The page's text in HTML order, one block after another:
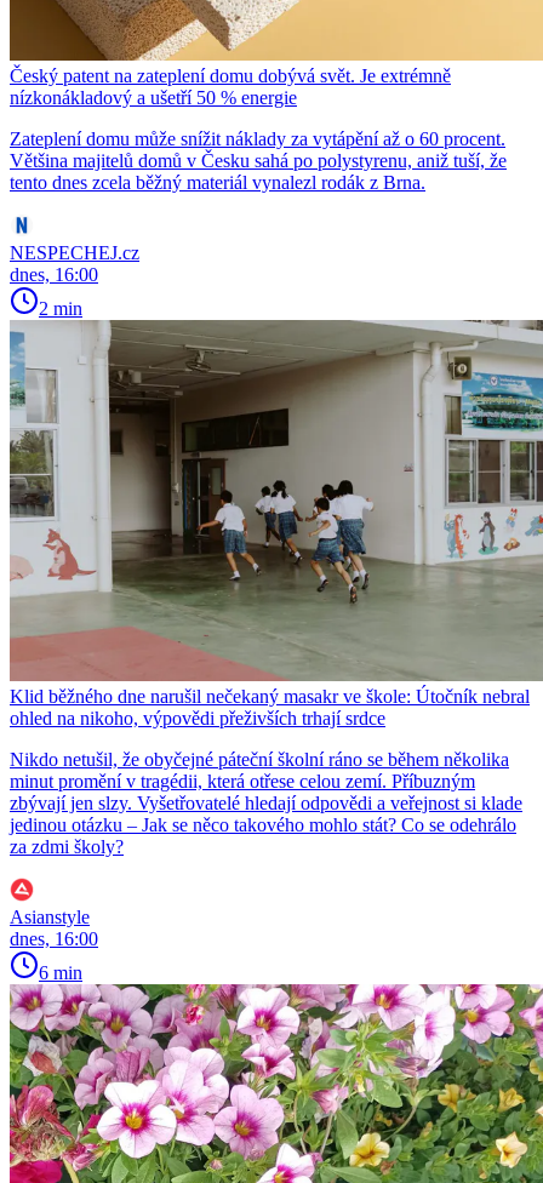
Český patent na zateplení domu dobývá svět. Je extrémně
nízkonákladový a ušetří 50 % energie
Zateplení domu může snížit náklady za vytápění až o 60 procent.
Většina majitelů domů v Česku sahá po polystyrenu, aniž tuší, že
tento dnes zcela běžný materiál vynalezl rodák z Brna.
NESPECHEJ.cz
dnes, 16:00
2 min
Klid běžného dne narušil nečekaný masakr ve škole: Útočník nebral
ohled na nikoho, výpovědi přeživších trhají srdce
Nikdo netušil, že obyčejné páteční školní ráno se během několika
minut promění v tragédii, která otřese celou zemí. Příbuzným
zbývají jen slzy. Vyšetřovatelé hledají odpovědi a veřejnost si klade
jedinou otázku – Jak se něco takového mohlo stát? Co se odehrálo
za zdmi školy?
Asianstyle
dnes, 16:00
6 min